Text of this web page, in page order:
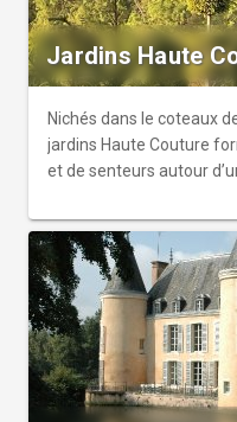
Jardins Haute
Nichés dans le coteaux
jardins Haute Couture
et de senteurs autour